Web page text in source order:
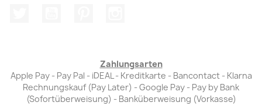
Zahlungsarten
Apple Pay - Pay Pal - iDEAL - Kreditkarte - Bancontact - Klarna
Rechnungskauf (Pay Later) - Google Pay - Pay by Bank
(Sofortüberweisung) - Banküberweisung (Vorkasse)